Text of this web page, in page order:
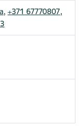
, +371 67770807,